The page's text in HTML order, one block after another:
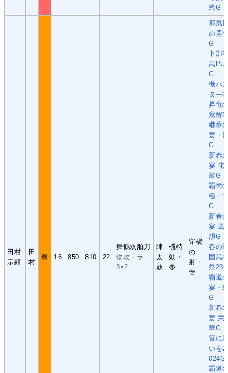
弐G
田村
宗顕
田
村
覇 16 850 810 22
舞鶴双舶刀
物攻：ラ
3×2
陣
太
鼓
機特
効・
参
穿楊
の
射・
壱
邪気
の勇
G
卜部
武PU
G
機ハ
ターG
昇竜
覚醒G
継承
宴・
G
新春
宴 侘
寂G
覇術
極・
G
新春
宴 風
韻G
春の
国武
祭
覇道
宴・
G
新春
宴 栄
華G
笹に
いを2
024G
覇道